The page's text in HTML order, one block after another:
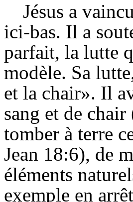
Jésus a
ici-bas. Il a
parfait, la lutte
modèle. Sa
et la chair». Il
sang et de
tomber à terre
Jean 18:6), de
éléments
exemple en